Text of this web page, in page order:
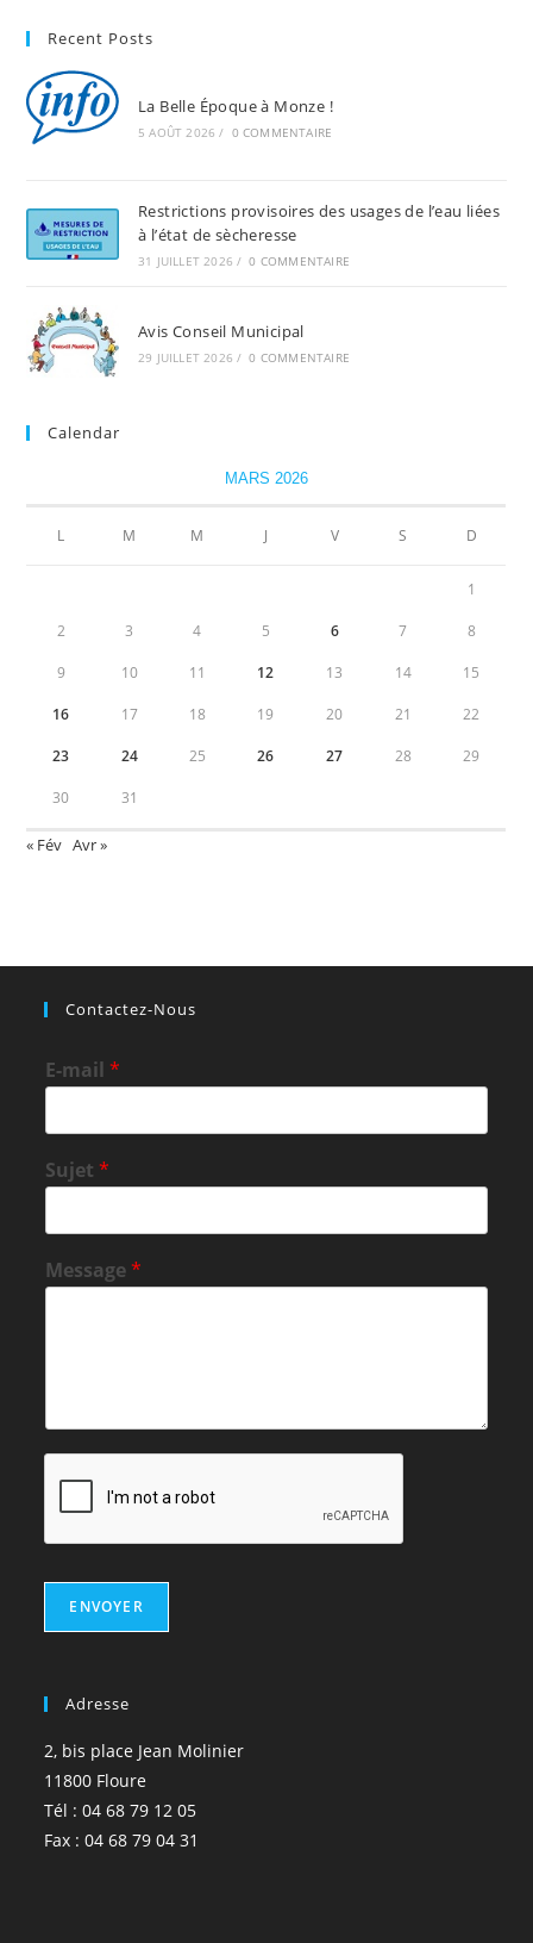
Recent Posts
La Belle Époque à Monze !
5 AOÛT 2026 / 0 COMMENTAIRE
Restrictions provisoires des usages de l’eau liées
à l’état de sècheresse
31 JUILLET 2026 / 0 COMMENTAIRE
Avis Conseil Municipal
29 JUILLET 2026 / 0 COMMENTAIRE
Calendar
MARS 2026
L M M J V S D
1
2 3 4 5 6 7 8
9 10 11 12 13 14 15
16 17 18 19 20 21 22
23 24 25 26 27 28 29
30 31
« Fév Avr »
Contactez-Nous
E-mail*
Sujet*
Message*
ENVOYER
Adresse
2, bis place Jean Molinier
11800 Floure
Tél : 04 68 79 12 05
Fax : 04 68 79 04 31